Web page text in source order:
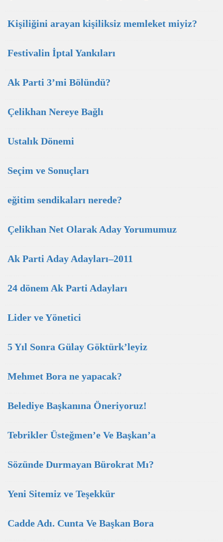
Kişiliğini arayan kişiliksiz memleket miyiz?
Festivalin İptal Yankıları
Ak Parti 3’mi Bölündü?
Çelikhan Nereye Bağlı
Ustalık Dönemi
Seçim ve Sonuçları
eğitim sendikaları nerede?
Çelikhan Net Olarak Aday Yorumumuz
Ak Parti Aday Adayları–2011
24 dönem Ak Parti Adayları
Lider ve Yönetici
5 Yıl Sonra Gülay Göktürk’leyiz
Mehmet Bora ne yapacak?
Belediye Başkanına Öneriyoruz!
Tebrikler Üsteğmen’e Ve Başkan’a
Sözünde Durmayan Bürokrat Mı?
Yeni Sitemiz ve Teşekkür
Cadde Adı. Cunta Ve Başkan Bora